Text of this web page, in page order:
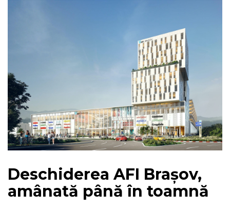
Deschiderea AFI Brașov,
amânată până în toamnă